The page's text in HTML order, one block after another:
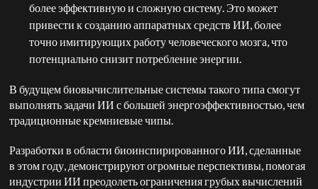
более эффективную и сложную систему. Это может
привести к созданию аппаратных средств ИИ, более
точно имитирующих работу человеческого мозга, что
потенциально снизит потребление энергии.
В будущем биовычислительные системы такого типа смогут
выполнять задачи ИИ с большей энергоэффективностью, чем
традиционные кремниевые чипы.
Разработки в области биоинспирированного ИИ, сделанные
в этом году, демонстрируют огромные перспективы, помогая
индустрии ИИ преодолеть ограничения грубых вычислений